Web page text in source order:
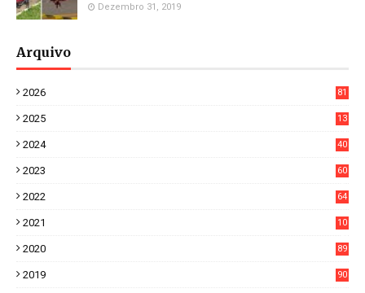
Dezembro 31, 2019
Arquivo
2026
81
2025
13
2024
40
2023
60
2022
64
2021
10
2020
89
2019
90